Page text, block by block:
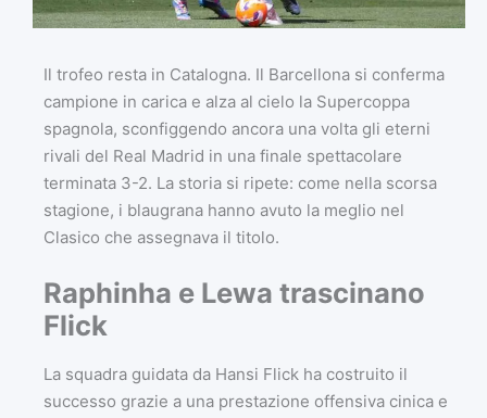
Il trofeo resta in Catalogna. Il Barcellona si conferma
campione in carica e alza al cielo la Supercoppa
spagnola, sconfiggendo ancora una volta gli eterni
rivali del Real Madrid in una finale spettacolare
terminata 3-2. La storia si ripete: come nella scorsa
stagione, i blaugrana hanno avuto la meglio nel
Clasico che assegnava il titolo.
Raphinha e Lewa trascinano
Flick
La squadra guidata da Hansi Flick ha costruito il
successo grazie a una prestazione offensiva cinica e